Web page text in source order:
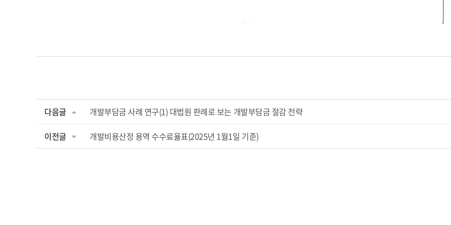
다음글 개발부담금 사례 연구(1) 대법원 판례로 보는 개발부담금 절감 전략
이전글 개발비용산정 용역 수수료율표(2025년 1월1일 기준)